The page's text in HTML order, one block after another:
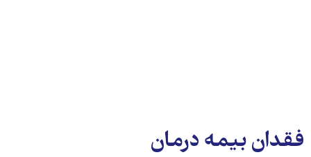
فقدان بیمه درمان